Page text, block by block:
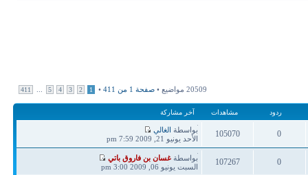
20509 مواضيع • صفحة 1 من 411
•
1
2
3
4
5
411
ردود مشاهدات آخر مشاركة
0
ردود
105070
مشاهدات
آخر
مشاركة
بواسطة الغالي
الأحد يونيو 21, 2009 7:59 pm
0
107267
آخر
مشاركة
بواسطةغسان بن فاروق باتي
السبت يونيو 06, 2009 3:00 pm